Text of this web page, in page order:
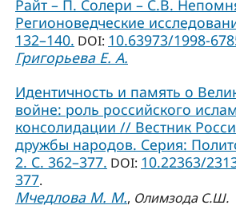
Райт – П. Солери – С.В.
Регионоведческие
132–140. DOI: 10.63973/1998-
Григорьева Е. А.
Идентичность и память о
войне: роль российского
консолидации // Вестник
дружбы народов. Серия:
2. С. 362–377. DOI: 10.22363/
377.
Мчедлова М. М., Олимзода С.Ш.